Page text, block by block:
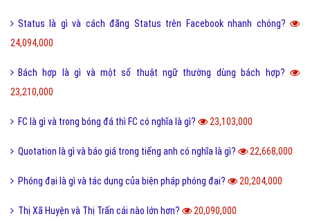
Status là gì và cách đăng Status trên Facebook nhanh chóng?
24,094,000
Bách hợp là gì và một số thuật ngữ thường dùng bách hợp?
23,210,000
FC là gì và trong bóng đá thì FC có nghĩa là gì? 23,103,000
Quotation là gì và báo giá trong tiếng anh có nghĩa là gì? 22,668,000
Phóng đại là gì và tác dụng của biện pháp phóng đại? 20,204,000
Thị Xã Huyện và Thị Trấn cái nào lớn hơn? 20,090,000